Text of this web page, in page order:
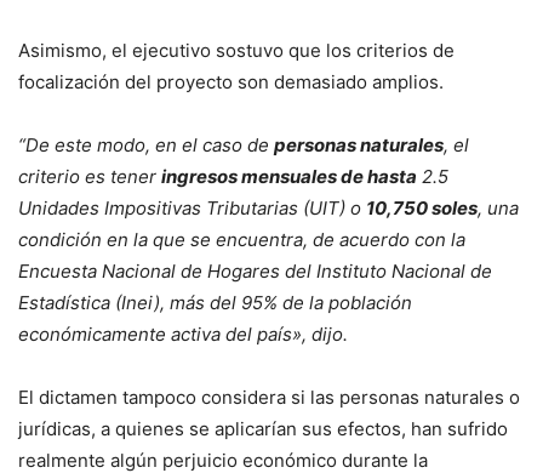
Asimismo, el ejecutivo sostuvo que los criterios de
focalización del proyecto son demasiado amplios.
“De este modo, en el caso de personas naturales, el
criterio es tener ingresos mensuales de hasta 2.5
Unidades Impositivas Tributarias (UIT) o 10,750 soles, una
condición en la que se encuentra, de acuerdo con la
Encuesta Nacional de Hogares del Instituto Nacional de
Estadística (Inei), más del 95% de la población
económicamente activa del país», dijo.
El dictamen tampoco considera si las personas naturales o
jurídicas, a quienes se aplicarían sus efectos, han sufrido
realmente algún perjuicio económico durante la